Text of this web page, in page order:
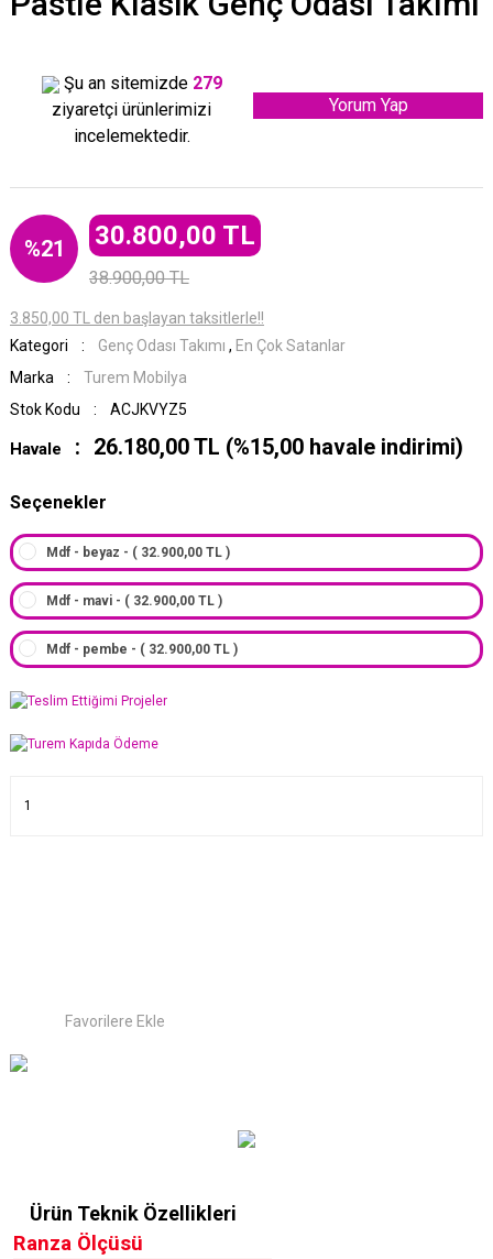
Şu an sitemizde 279
ziyaretçi ürünlerimizi
incelemektedir.
Yorum Yap
%21 30.800,00 TL
38.900,00 TL
3.850,00 TL den başlayan taksitlerle!!
Kategori
Genç Odası Takımı , En Çok Satanlar
Marka
Turem Mobilya
Stok Kodu
ACJKVYZ5
Havale 26.180,00 TL (%15,00 havale indirimi)
Seçenekler
Mdf - beyaz - ( 32.900,00 TL )
Mdf - mavi - ( 32.900,00 TL )
Mdf - pembe - ( 32.900,00 TL )
Ürün Teknik Özellikleri
Ranza Ölçüsü